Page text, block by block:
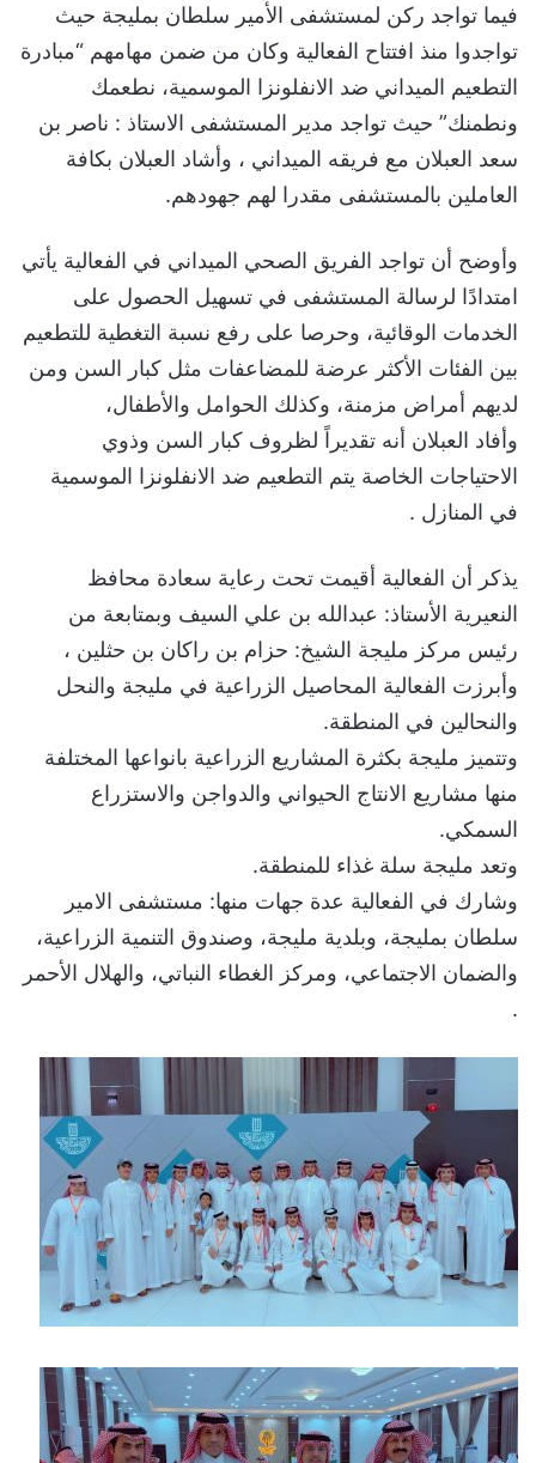
فيما تواجد ركن لمستشفى الأمير سلطان بمليجة حيث
تواجدوا منذ افتتاح الفعالية وكان من ضمن مهامهم “مبادرة
التطعيم الميداني ضد الانفلونزا الموسمية، نطعمك
ونطمنك” حيث تواجد مدير المستشفى الاستاذ : ناصر بن
سعد العبلان مع فريقه الميداني ، وأشاد العبلان بكافة
العاملين بالمستشفى مقدرا لهم جهودهم.
وأوضح أن تواجد الفريق الصحي الميداني في الفعالية يأتي
امتدادًا لرسالة المستشفى في تسهيل الحصول على
الخدمات الوقائية، وحرصا على رفع نسبة التغطية للتطعيم
بين الفئات الأكثر عرضة للمضاعفات مثل كبار السن ومن
لديهم أمراض مزمنة، وكذلك الحوامل والأطفال،
وأفاد العبلان أنه تقديراً لظروف كبار السن وذوي
الاحتياجات الخاصة يتم التطعيم ضد الانفلونزا الموسمية
في المنازل .
يذكر أن الفعالية أقيمت تحت رعاية سعادة محافظ
النعيرية الأستاذ: عبدالله بن علي السيف وبمتابعة من
رئيس مركز مليجة الشيخ: حزام بن راكان بن حثلين ،
وأبرزت الفعالية المحاصيل الزراعية في مليجة والنحل
والنحالين في المنطقة.
وتتميز مليجة بكثرة المشاريع الزراعية بانواعها المختلفة
منها مشاريع الانتاج الحيواني والدواجن والاستزراع
السمكي.
وتعد مليجة سلة غذاء للمنطقة.
وشارك في الفعالية عدة جهات منها: مستشفى الامير
سلطان بمليجة، وبلدية مليجة، وصندوق التنمية الزراعية،
والضمان الاجتماعي، ومركز الغطاء النباتي، والهلال الأحمر
.